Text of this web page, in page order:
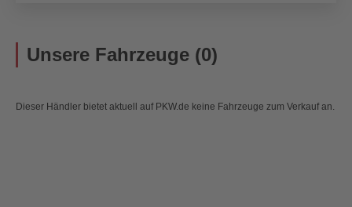
Unsere Fahrzeuge (0)
Dieser Händler bietet aktuell auf PKW.de keine Fahrzeuge zum Verkauf an.